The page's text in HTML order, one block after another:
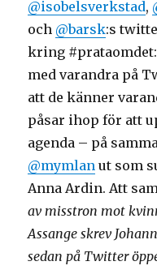
@isobelsverkstad,
och @barsk:s
kring
med varandra på
att de känner
påsar ihop för att
agenda – på
@mymlan ut som
Anna Ardin. Att
av misstron mot
Assange skrev
sedan på Twitter